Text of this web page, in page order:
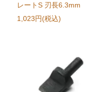
レートS 刃長6.3mm
1,023円(税込)